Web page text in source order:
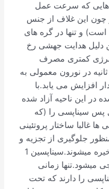
که سرعت عمل
این غلاف از جنس
و تنها در گره های
دلیل هدایت جهشی رخ
کمتری مصرف
در نورون معمولی به
دار افزایش می یابد.با
در این ناحیه آزاد شده
پس سیناپسی را (که
غالبا ساختار پروتئینی
جلوگیری از تجزیه و
انتشار،در ویزیکول ها مستقر و در پایانه ذخیره میشوند.سیناپسین 1
میشود.تنها زمانی
را دارند که تحت